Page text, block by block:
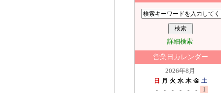
詳細検索
営業日カレンダー
2026年8月
日 月 火 水 木 金 土
-
- - - - - 1